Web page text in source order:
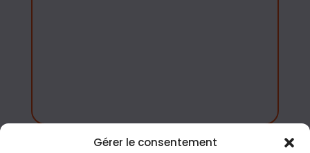
Gérer le consentement